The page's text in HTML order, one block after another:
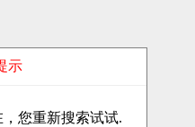
示
您重新搜索试试.